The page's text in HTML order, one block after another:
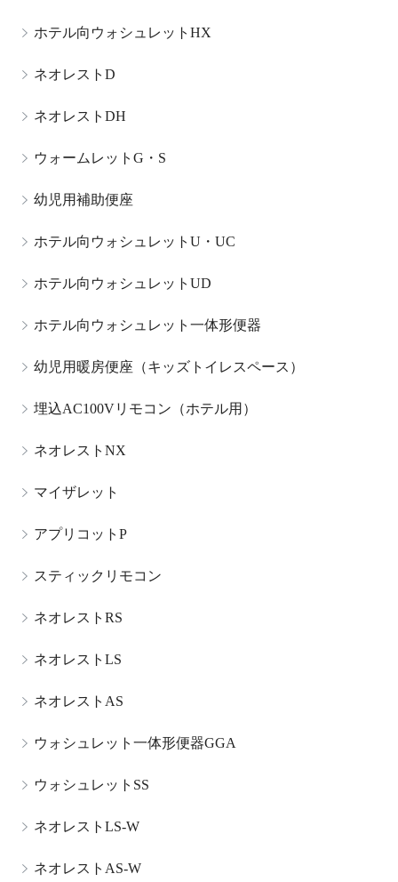
ホテル向ウォシュレットHX
ネオレストD
ネオレストDH
ウォームレットG・S
幼児用補助便座
ホテル向ウォシュレットU・UC
ホテル向ウォシュレットUD
ホテル向ウォシュレット一体形便器
幼児用暖房便座（キッズトイレスペース）
埋込AC100Vリモコン（ホテル用）
ネオレストNX
マイザレット
アプリコットP
スティックリモコン
ネオレストRS
ネオレストLS
ネオレストAS
ウォシュレット一体形便器GGA
ウォシュレットSS
ネオレストLS-W
ネオレストAS-W